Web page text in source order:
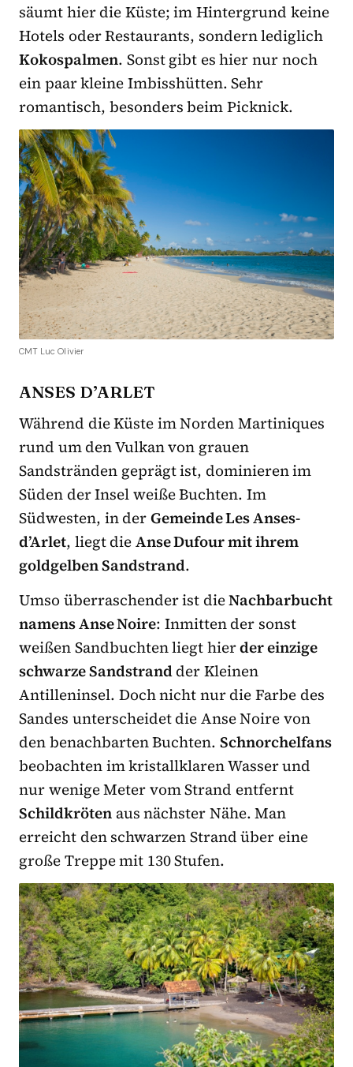
säumt hier die Küste; im Hintergrund keine
Hotels oder Restaurants, sondern lediglich
Kokospalmen. Sonst gibt es hier nur noch
ein paar kleine Imbisshütten. Sehr
romantisch, besonders beim Picknick.
CMT Luc Olivier
ANSES D’ARLET
Während die Küste im Norden Martiniques
rund um den Vulkan von grauen
Sandstränden geprägt ist, dominieren im
Süden der Insel weiße Buchten. Im
Südwesten, in derGemeinde Les Anses-
d’Arlet, liegt dieAnse Dufour mit ihrem
goldgelben Sandstrand.
Umso überraschender ist dieNachbarbucht
namens Anse Noire: Inmitten der sonst
weißen Sandbuchten liegt hierder einzige
schwarze Sandstrandder Kleinen
Antilleninsel. Doch nicht nur die Farbe des
Sandes unterscheidet die Anse Noire von
den benachbarten Buchten. Schnorchelfans
beobachten im kristallklaren Wasser und
nur wenige Meter vom Strand entfernt
Schildkröten aus nächster Nähe. Man
erreicht den schwarzen Strand über eine
große Treppe mit 130 Stufen.